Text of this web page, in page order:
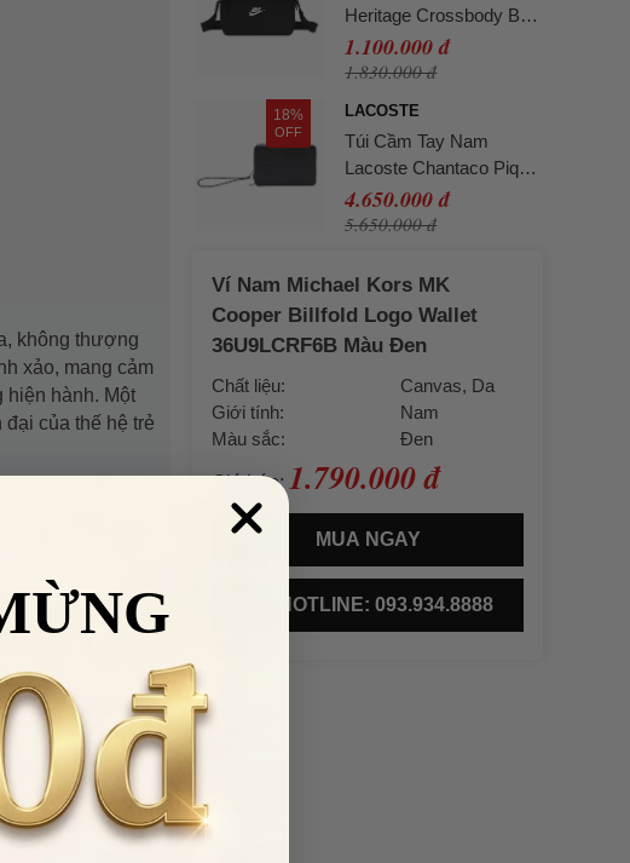
không thượng
xảo, mang cảm
hiện hành. Một
của thế hệ trẻ
Heritage Crossbody Bag
2.0 IB4378-010 Màu
Đen
1.100.000 đ
1.830.000 đ
18%
OFF
LACOSTE
Túi Cầm Tay Nam
Lacoste Chantaco Piqué
Leather Zip Pouch
NH2922CE Màu Đen
4.650.000 đ
5.650.000 đ
Ví Nam Michael Kors MK
Cooper Billfold Logo Wallet
36U9LCRF6B Màu Đen
Chất liệu:
Canvas, Da
Giới tính:
Nam
Màu sắc:
Đen
Giá bán: 1.790.000 đ
MUA NGAY
HOTLINE: 093.934.8888